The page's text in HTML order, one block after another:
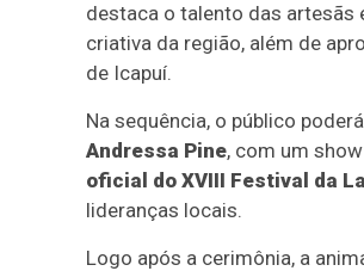
destaca o talento das artesãs
criativa da região, além de
de Icapuí.
Na sequência, o público
Andressa Pine, com um
oficial do XVIII Festival da
lideranças locais.
Logo após a cerimônia, a